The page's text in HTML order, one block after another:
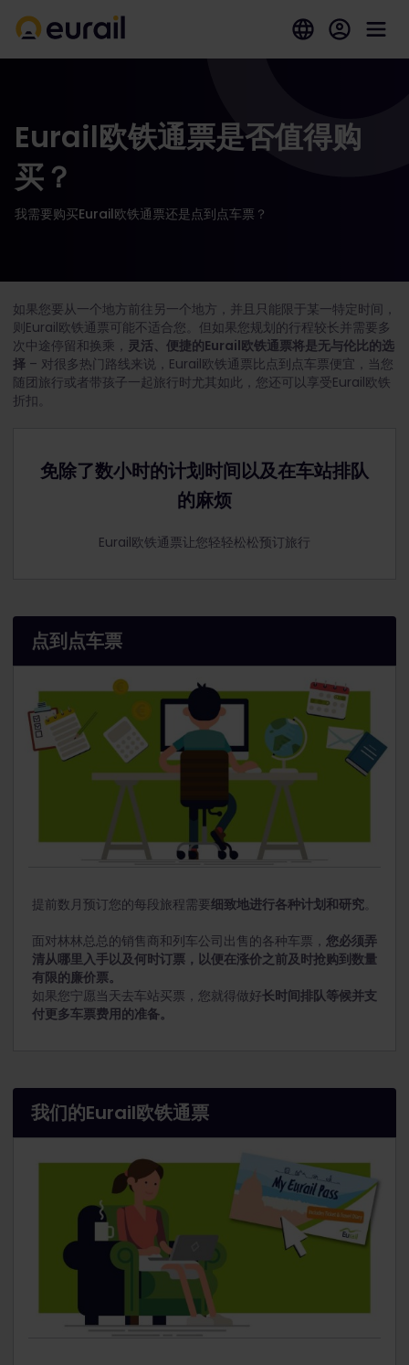
Eurail欧铁通票是否值得购
买？
我需要购买Eurail欧铁通票还是点到点车票？
如果您要从一个地方前往另一个地方，并且只能限于某一特定时间，
则Eurail欧铁通票可能不适合您。但如果您规划的行程较长并需要多
次中途停留和换乘， 灵活、便捷的Eurail欧铁通票将是无与伦比的选
择 – 对很多热门路线来说，Eurail欧铁通票比点到点车票便宜，当您
随团旅行或者带孩子一起旅行时尤其如此，您还可以享受Eurail欧铁
折扣。
免除了数小时的计划时间以及在车站排队
的麻烦
Eurail欧铁通票让您轻轻松松预订旅行
点到点车票
提前数月预订您的每段旅程需要细致地进行各种计划和研究
面对林林总总的销售商和列车公司出售的各种车票， 您必须弄
清从哪里入手以及何时订票，以便在涨价之前及时抢购到数量
有限的廉价票。
如果您宁愿当天去车站买票，您就得做好长时间排队等候并支
付更多车票费用的准备。
我们的Eurail欧铁通票